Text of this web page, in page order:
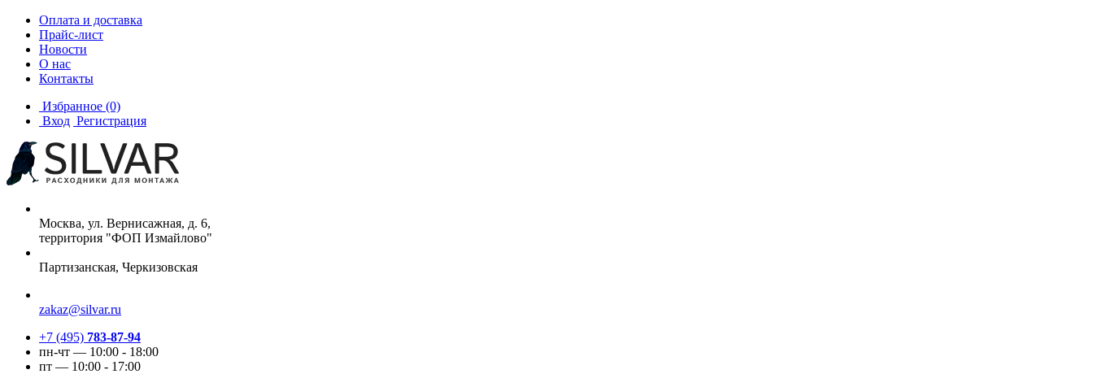
Оплата и доставка
Прайс-лист
Новости
О нас
Контакты
Избранное (0)
Вход Регистрация
Москва, ул. Вернисажная, д. 6,
территория "ФОП Измайлово"
Партизанская, Черкизовская
zakaz@silvar.ru
+7 (495) 783-87-94
пн-чт — 10:00 - 18:00
пт — 10:00 - 17:00